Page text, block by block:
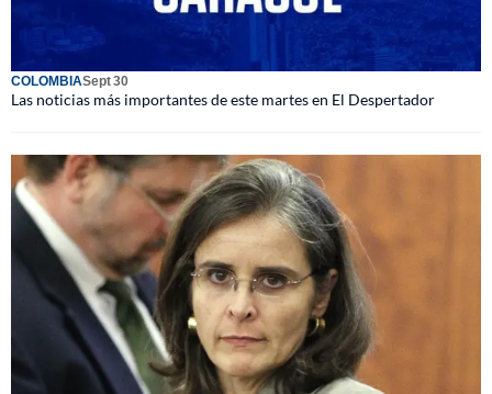
COLOMBIASept 30
Las noticias más importantes de este martes en El Despertador